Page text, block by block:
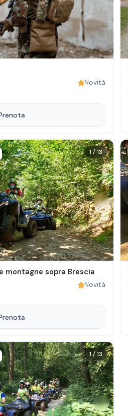
Novità
1 /13
montagne sopra Brescia
Novità
1 /13